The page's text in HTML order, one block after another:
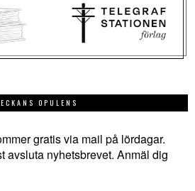
OPULENS
gratis via mail på lördagar.
avsluta nyhetsbrevet. Anmäl dig